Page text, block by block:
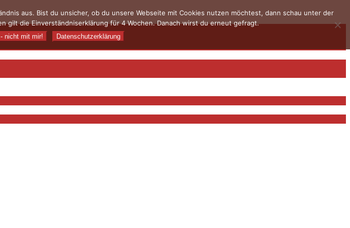
aus. Bist du unsicher, ob du unsere Webseite mit Cookies nutzen möchtest, dann schau unter der
gilt die Einverständniserklärung für 4 Wochen. Danach wirst du erneut gefragt.
nicht mit mir! Datenschutzerklärung